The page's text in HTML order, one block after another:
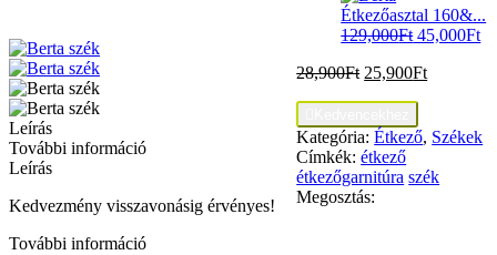
Étkezőasztal 160&...
129,000Ft 45,000Ft
28,900Ft 25,900Ft
Kategória:Étkező, Székek
Címkék:étkező
étkezőgarnitúra szék
Megosztás:
Leírás
További információ
Leírás
Kedvezmény visszavonásig érvényes!
További információ